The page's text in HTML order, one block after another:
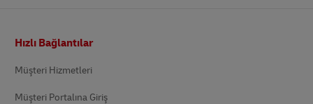
Hızlı Bağlantılar
Müşteri Hizmetleri
Müşteri Portalına Giriş